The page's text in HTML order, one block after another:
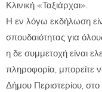
Κλινική «Ταξιάρχαι».
Η εν λόγω εκδήλωση
σπουδαιότητας για
η δε συμμετοχή είναι
πληροφορία, μπορείτε
Δήμου Περιστερίου,